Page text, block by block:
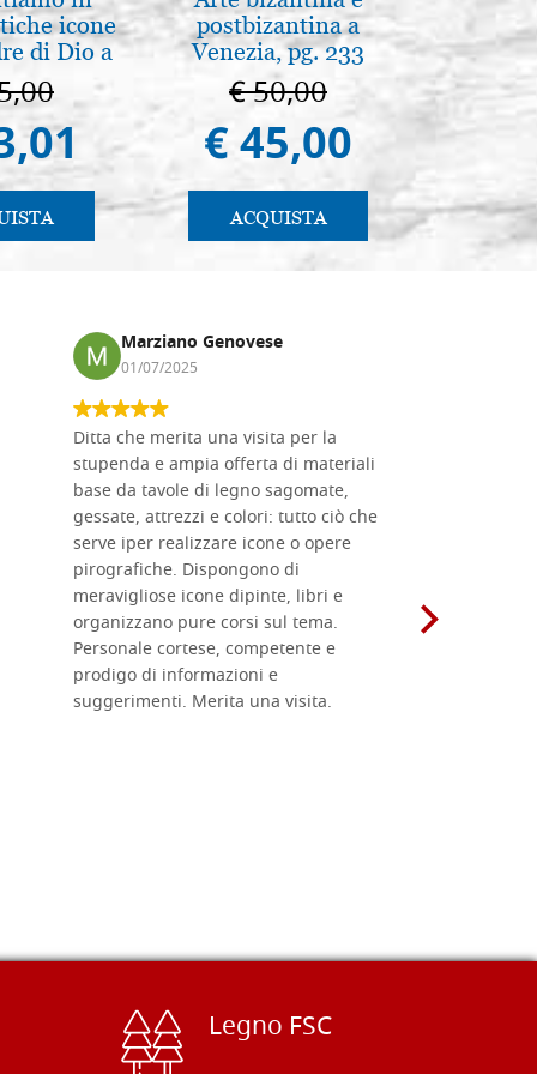
icone
di Dio a
e Suzdal
2019)
postbizantina a
Venezia, pg. 233
€ 50,00
€ 45,00
ACQUISTA
The
in
€
Marziano Genovese
01/07/2025
Ditta che merita una visita per la
stupenda e ampia offerta di materiali
base da tavole di legno sagomate,
gessate, attrezzi e colori: tutto ciò che
serve iper realizzare icone o opere
pirografiche. Dispongono di
meravigliose icone dipinte, libri e
organizzano pure corsi sul tema.
Personale cortese, competente e
prodigo di informazioni e
suggerimenti. Merita una visita.
Legno FSC